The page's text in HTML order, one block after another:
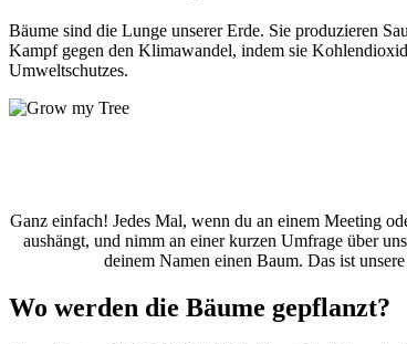
Bäume sind die Lunge unserer Erde. Sie produzieren
Kampf gegen den Klimawandel, indem sie
Umweltschutzes.
Ganz einfach! Jedes Mal, wenn du an einem Meeting
aushängt, und nimm an einer kurzen Umfrage über
deinem Namen einen Baum. Das ist
Wo werden die Bäume gepflanzt?